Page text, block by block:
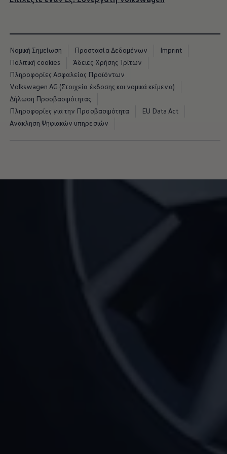
Νομική Σημείωση Προστασία Δεδομένων
Imprint
Πολιτική cookies
Άδειες Χρήσης Τρίτων
Πληροφορίες Ασφαλείας Προϊόντων
Volkswagen AG (Στοιχεία έκδοσης και νομικά κείμενα)
Δήλωση Προσβασιμότητας
Πληροφορίες για την Προσβασιμότητα
EU Data Act
Ανάκληση Ψηφιακών υπηρεσιών